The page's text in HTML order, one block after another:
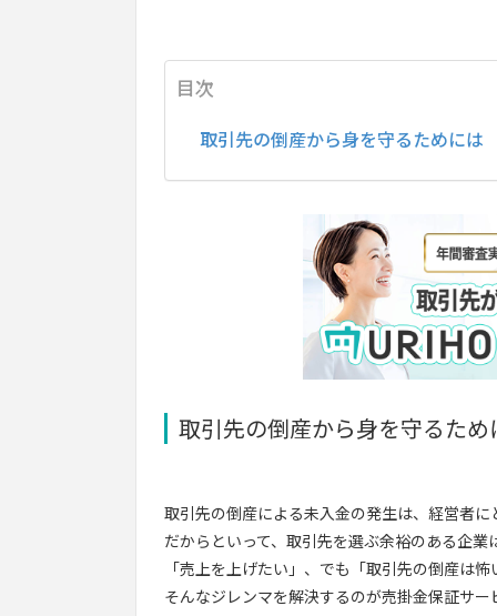
目次
取引先の倒産から身を守るためには
取引先の倒産から身を守るため
取引先の倒産による未入金の発生は、経営者に
だからといって、取引先を選ぶ余裕のある企
「売上を上げたい」、でも「取引先の倒産は
そんなジレンマを解決するのが売掛金保証サー